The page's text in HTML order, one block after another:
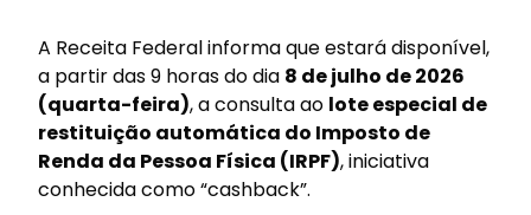
A Receita Federal informa que estará disponível,
a partir das 9 horas do dia 8 de julho de 2026
(quarta-feira), a consulta ao lote especial de
restituição automática do Imposto de
Renda da Pessoa Física (IRPF), iniciativa
conhecida como “cashback”.